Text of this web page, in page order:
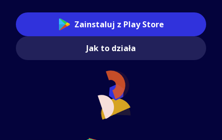
Zainstaluj z Play Store
Jak to działa